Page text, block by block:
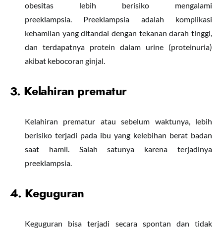
obesitas lebih berisiko mengalami
preeklampsia. Preeklampsia adalah komplikasi
kehamilan yang ditandai dengan tekanan darah tinggi,
dan terdapatnya protein dalam urine (proteinuria)
akibat kebocoran ginjal.
3. Kelahiran prematur
Kelahiran prematur atau sebelum waktunya, lebih
berisiko terjadi pada ibu yang kelebihan berat badan
saat hamil. Salah satunya karena terjadinya
preeklampsia.
4. Keguguran
Keguguran bisa terjadi secara spontan dan tidak